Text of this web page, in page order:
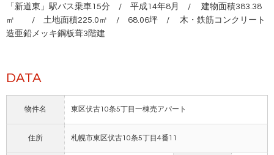
「新道東」駅バス乗車15分 / 平成14年8月 / 建物面積383.38
㎡ / 土地面積225.0㎡ / 68.06坪 / 木・鉄筋コンクリート
造亜鉛メッキ鋼板葺3階建
DATA
物件名 東区伏古10条5丁目一棟売アパート
住所 札幌市東区伏古10条5丁目4番11